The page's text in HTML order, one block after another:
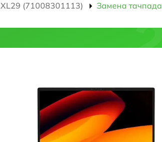
(71008301113) Замена тачпада